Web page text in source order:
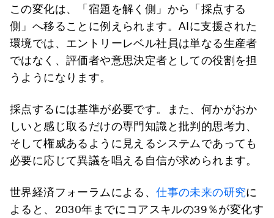
この変化は、「宿題を解く側」から「採点する
側」へ移ることに例えられます。AIに支援された
環境では、エントリーレベル社員は単なる生産者
ではなく、評価者や意思決定者としての役割を担
うようになります。
採点するには基準が必要です。また、何かがおか
しいと感じ取るだけの専門知識と批判的思考力、
そして権威あるように見えるシステムであっても
必要に応じて異議を唱える自信が求められます。
世界経済フォーラムによる、仕事の未来の研究に
よると、2030年までにコアスキルの39％が変化す